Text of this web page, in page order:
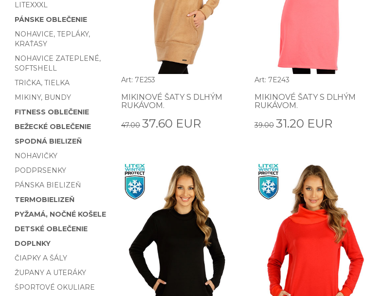
LITEXXXL
PÁNSKE OBLEČENIE
NOHAVICE, TEPLÁKY,
KRAŤASY
NOHAVICE ZATEPLENÉ,
SOFTSHELL
TRIČKA, TIELKA
MIKINY, BUNDY
FITNESS OBLEČENIE
BEŽECKÉ OBLEČENIE
SPODNÁ BIELIZEŇ
NOHAVIČKY
PODPRSENKY
PÁNSKA BIELIZEŇ
TERMOBIELIZEŇ
PYŽAMÁ, NOČNÉ KOŠELE
DETSKÉ OBLEČENIE
DOPLNKY
ČIAPKY A ŠÁLY
ŽUPANY A UTERÁKY
ŠPORTOVÉ OKULIARE
Art: 7E253
MIKINOVÉ ŠATY S DLHÝM
RUKÁVOM.
47.00 37.60 EUR
Art: 7E243
MIKINOVÉ ŠATY S DLHÝM
RUKÁVOM.
39.00 31.20 EUR